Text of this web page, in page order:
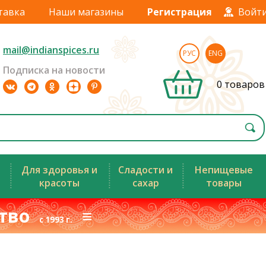
Наши магазины Регистрация
mail@indianspices.ru
Подписка на новости
РУС ENG
0 товаров
Для здоровья и
красоты
Сладости и
сахар
Непищевые
товары
с 1993 г.≡